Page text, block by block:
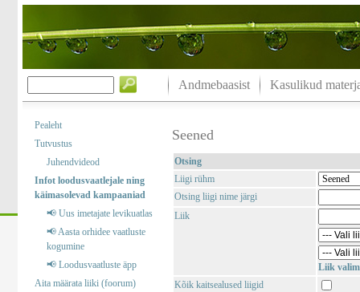
Andmebaasist Kasulikud
Pealeht
Tutvustus
Juhendvideod
Infot loodusvaatlejale ning
käimasolevad kampaaniad
📢 Uus imetajate levikuatlas
📢 Aasta orhidee vaatluste
kogumine
📢 Loodusvaatluste äpp
Aita määrata liiki (foorum)
Seened
Otsing
Liigi rühm
Otsing liigi nime järgi
Liik
Liik
Kõik kaitsealused liigid